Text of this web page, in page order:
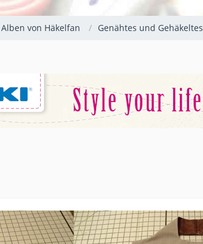
Alben von Häkelfan Genähtes und Gehäkeltes